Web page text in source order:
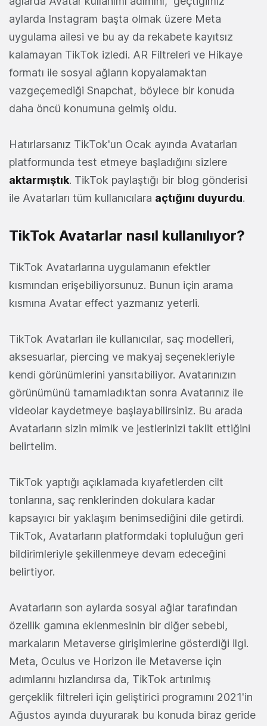
aylarda Instagram başta olmak üzere Meta
uygulama ailesi ve bu ay da rekabete kayıtsız
kalamayan TikTok izledi. AR Filtreleri ve Hikaye
formatı ile sosyal ağların kopyalamaktan
vazgeçemediği Snapchat, böylece bir konuda
daha öncü konumuna gelmiş oldu.
Hatırlarsanız TikTok'un Ocak ayında Avatarları
platformunda test etmeye başladığını sizlere
aktarmıştık. TikTok paylaştığı bir blog gönderisi
ile Avatarları tüm kullanıcılara açtığını duyurdu.
TikTok Avatarlar nasıl kullanılıyor?
TikTok Avatarlarına uygulamanın efektler
kısmından erişebiliyorsunuz. Bunun için arama
kısmına Avatar effect yazmanız yeterli.
TikTok Avatarları ile kullanıcılar, saç modelleri,
aksesuarlar, piercing ve makyaj seçenekleriyle
kendi görünümlerini yansıtabiliyor. Avatarınızın
görünümünü tamamladıktan sonra Avatarınız ile
videolar kaydetmeye başlayabilirsiniz. Bu arada
Avatarların sizin mimik ve jestlerinizi taklit ettiğini
belirtelim.
TikTok yaptığı açıklamada kıyafetlerden cilt
tonlarına, saç renklerinden dokulara kadar
kapsayıcı bir yaklaşım benimsediğini dile getirdi.
TikTok, Avatarların platformdaki topluluğun geri
bildirimleriyle şekillenmeye devam edeceğini
belirtiyor.
Avatarların son aylarda sosyal ağlar tarafından
özellik gamına eklenmesinin bir diğer sebebi,
markaların Metaverse girişimlerine gösterdiği ilgi.
Meta, Oculus ve Horizon ile Metaverse için
adımlarını hızlandırsa da, TikTok artırılmış
gerçeklik filtreleri için geliştirici programını 2021'in
Ağustos ayında duyurarak bu konuda biraz geride